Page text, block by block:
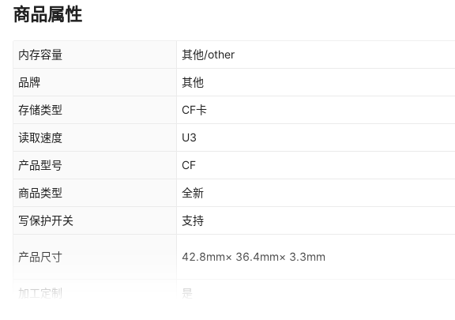
商品属性
内存容量 其他/other
品牌 其他
存储类型 CF卡
读取速度 U3
产品型号 CF
商品类型 全新
写保护开关 支持
产品尺寸 42.8mm× 36.4mm× 3.3mm
加工定制 是